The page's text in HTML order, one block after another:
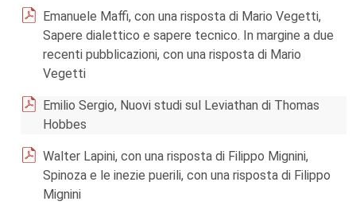
Emanuele Maffi, con una risposta di Mario Vegetti,
Sapere dialettico e sapere tecnico. In margine a due
recenti pubblicazioni, con una risposta di Mario
Vegetti
Emilio Sergio, Nuovi studi sul Leviathan di Thomas
Hobbes
Walter Lapini, con una risposta di Filippo Mignini,
Spinoza e le inezie puerili, con una risposta di Filippo
Mignini